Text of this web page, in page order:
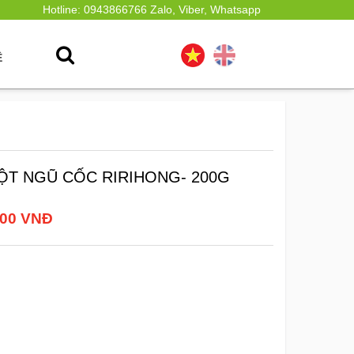
Hotline: 0943866766 Zalo, Viber, Whatsapp
NGŨ CỐC RIRIHONG- 200G
VNĐ